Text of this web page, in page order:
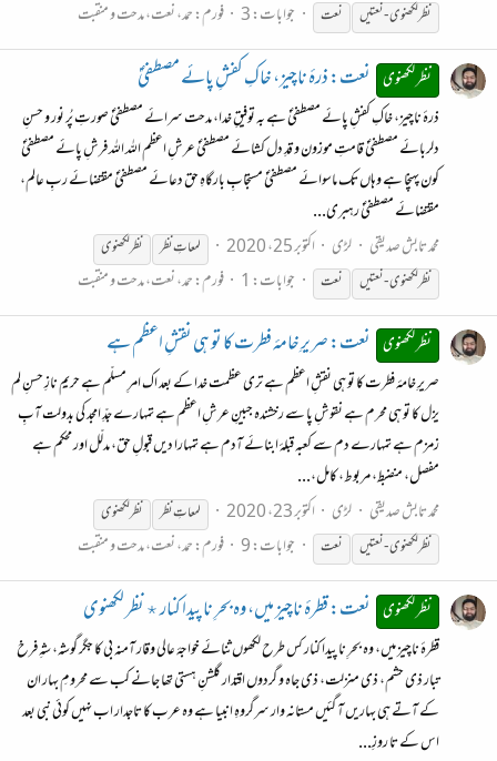
نظرلکھنوی- نعتیں نعت جوابات: 3 فورم:حمد، نعت، مدحت و منقبت
نظر لکھنوی نعت: ذرۂ ناچیز، خاکِ کفشِ پائے مصطفیٰؐ
ذرۂ ناچیز، خاکِ کفشِ پائے مصطفیٰؐ ہے بہ توفیقِ خدا، مدحت سرائے مصطفیٰؐ صورتِ پُر نور و حسنِ
دلربائے مصطفیٰؐ قامتِ موزون و قدِ دل کشائے مصطفیٰؐ عرشِ اعظم اللہ اللہ فرشِ پائے مصطفیٰؐ
کون پہنچا ہے وہاں تک ماسوائے مصطفیٰؐ مستجابِ بارگاہِ حق دعائے مصطفیٰؐ مقتضائے ربِ عالم،
مقتضائے مصطفیٰؐ رہبری...
محمد تابش صدیقی
لڑی اکتوبر 25، 2020 لمعاتِنظر نظرلکھنوی
نظرلکھنوی- نعتیں نعت جوابات: 1 فورم:حمد، نعت، مدحت و منقبت
نظر لکھنوی نعت: صریرِ خامۂ فطرت کا تو ہی نقشِ اعظم ہے
صریرِ خامۂ فطرت کا تو ہی نقشِ اعظم ہے تری عظمت خدا کے بعد اک امرِ مسلّم ہے حریمِ نازِ حسنِ لم
یزل کا تو ہی محرم ہے نقوشِ پا سے رخشندہ جبینِ عرشِ اعظم ہے تمہارے جدِّ امجد کی بدولت آبِ
زمزم ہے تمہارے دم سے کعبہ قبلۂ ابنائے آدم ہے تمہارا دیں قبولِ حق، مدلّل اور محکم ہے
مفصل، منضبط، مربوط، کامل،...
محمد تابش صدیقی
لڑی اکتوبر 23، 2020 لمعاتِنظر نظرلکھنوی
نظرلکھنوی- نعتیں نعت جوابات: 9 فورم:حمد، نعت، مدحت و منقبت
نظر لکھنوی نعت: قطرۂ ناچیز میں، وہ بحرِ نا پیدا کنار ٭ نظر لکھنوی
قطرۂ ناچیز میں، وہ بحرِ نا پیدا کنار کس طرح لکھوں ثنائے خواجۂ عالی وقار آمنہ بی کا جگر گوشہ، شہِ فرخ
تبار ذی حشم، ذی منزلت، ذی جاہ و گردوں اقتدار گلشنِ ہستی تھا جانے کب سے محرومِ بہار ان
کے آتے ہی بہاریں آ گئیں مستانہ وار سرگروہِ انبیا ہے وہ عرب کا تاجدار اب نہیں کوئی نبی بعد
اس کے تا روزِ...